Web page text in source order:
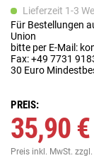
Lieferzeit 1-3
Für Bestellungen
Union
bitte per E-Mail:
Fax: +49 7731
30 Euro
PREIS:
35,90 €
Preis inkl. MwSt.